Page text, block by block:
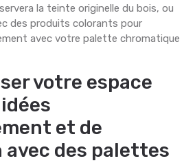
la teinte originelle du bois, ou
des produits colorants pour
avec votre palette chromatique
votre espace
et de
des palettes